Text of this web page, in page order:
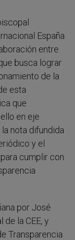
España
entre
busca lograr
de la
esta
que
en eje
nota difundida
y el
cumplir con
por José
la CEE, y
Transparencia